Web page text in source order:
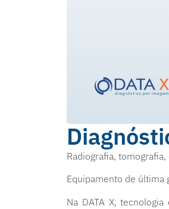
Radiografia,
Equipamento de última
Na DATA X,